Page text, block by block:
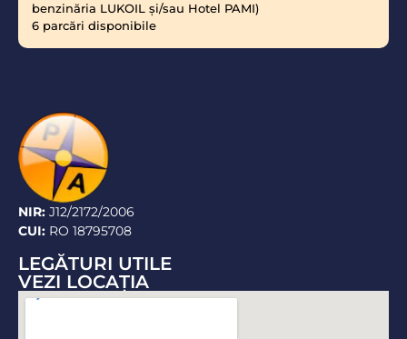
benzinăria LUKOIL şi/sau Hotel PAMI)
6 parcări disponibile
NIR: J12/2172/2006
CUI: RO 18795708
LEGĂTURI UTILE
VEZI LOCAŢIA